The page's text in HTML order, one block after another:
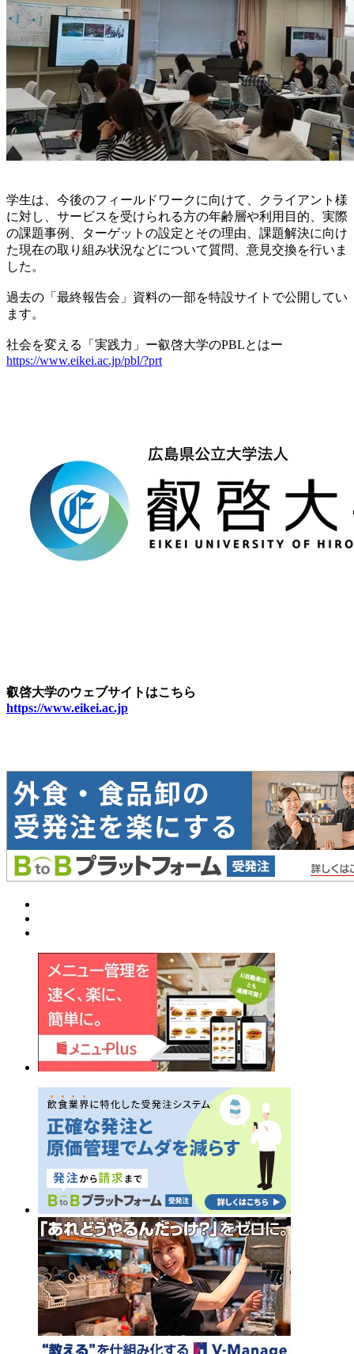
学生は、今後のフィールドワークに向けて、クライアント様
に対し、サービスを受けられる方の年齢層や利用目的、実際
の課題事例、ターゲットの設定とその理由、課題解決に向け
た現在の取り組み状況などについて質問、意見交換を行いま
した。
過去の「最終報告会」資料の一部を特設サイトで公開してい
ます。
社会を変える「実践力」ー叡啓大学のPBLとはー
https://www.eikei.ac.jp/pbl/?prt
叡啓大学のウェブサイトはこちら
https://www.eikei.ac.jp